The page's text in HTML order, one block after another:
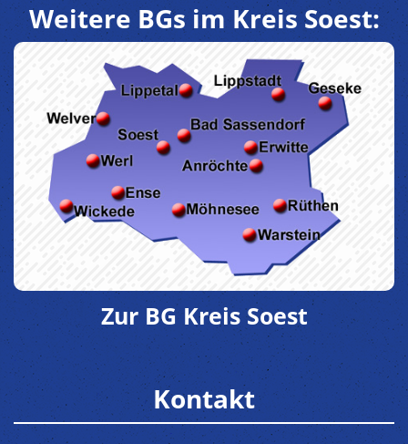
Weitere BGs im Kreis Soest:
Zur BG Kreis Soest
Kontakt